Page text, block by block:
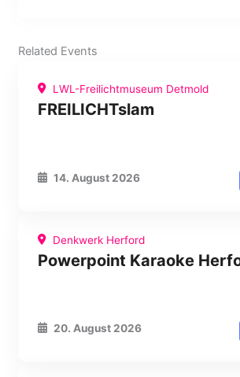
Related Events
LWL-Freilichtmuseum Detmold
FREILICHTslam
14. August 2026
Denkwerk Herford
Powerpoint Karaoke
20. August 2026